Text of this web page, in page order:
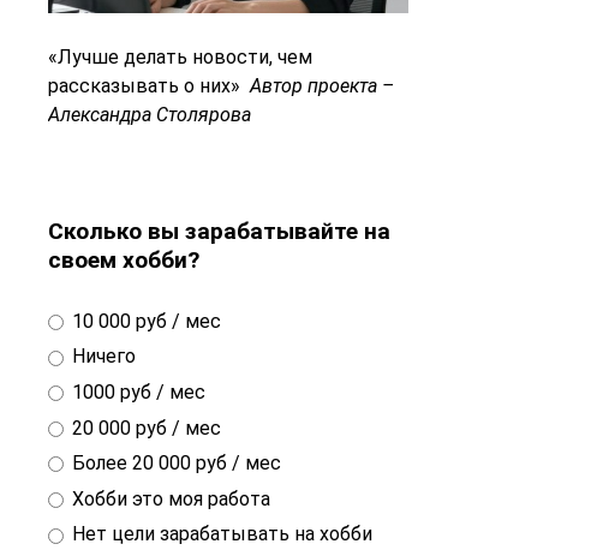
«Лучше делать новости, чем
рассказывать о них»Автор проекта –
Александра Столярова
Сколько вы зарабатывайте на
своем хобби?
10 000 руб / мес
Ничего
1000 руб / мес
20 000 руб / мес
Более 20 000 руб / мес
Хобби это моя работа
Нет цели зарабатывать на хобби